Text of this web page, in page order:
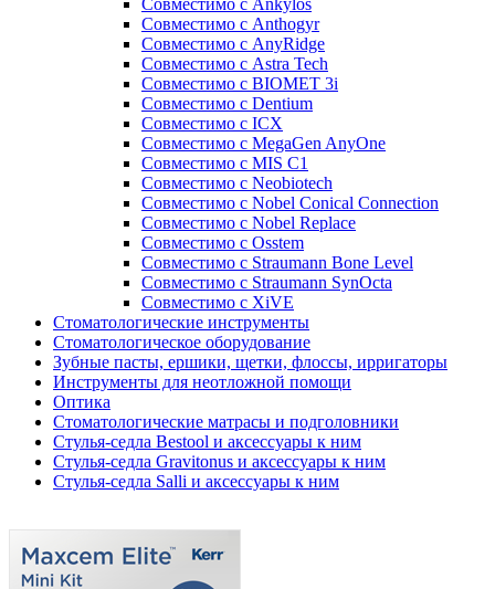
Совместимо с Ankylos
Совместимо с Anthogyr
Совместимо с AnyRidge
Совместимо с Astra Tech
Совместимо с BIOMET 3i
Совместимо с Dentium
Совместимо с ICX
Совместимо с MegaGen AnyOne
Совместимо с MIS С1
Совместимо с Neobiotech
Совместимо с Nobel Conical Connection
Совместимо с Nobel Replace
Совместимо с Osstem
Совместимо с Straumann Bone Level
Совместимо с Straumann SynOcta
Совместимо с XiVE
Стоматологические инструменты
Стоматологическое оборудование
Зубные пасты, ершики, щетки, флоссы, ирригаторы
Инструменты для неотложной помощи
Оптика
Стоматологические матрасы и подголовники
Стулья-седла Bestool и аксессуары к ним
Стулья-седла Gravitonus и аксессуары к ним
Стулья-седла Salli и аксессуары к ним